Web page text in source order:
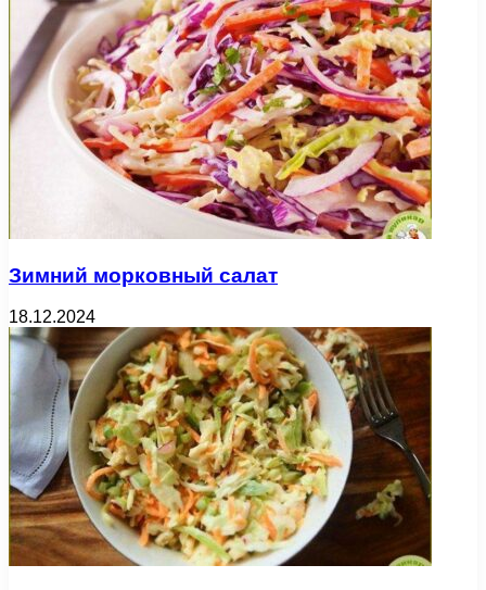
Зимний морковный салат
18.12.2024